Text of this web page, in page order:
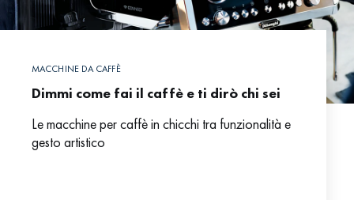
MACCHINE DA CAFFÈ
Dimmi come fai il caffè e ti dirò chi sei
Le macchine per caffè in chicchi tra funzionalità e
gesto artistico